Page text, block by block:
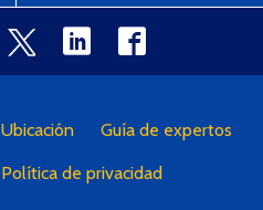
Ubicación Guía de expertos
Política de privacidad